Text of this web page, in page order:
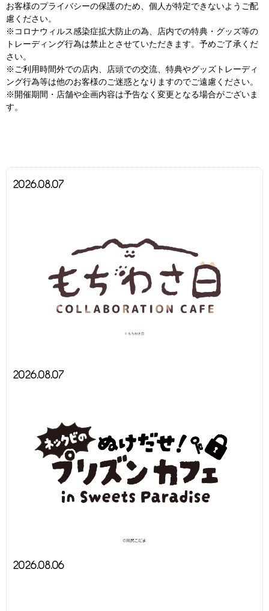
2026.08.07
2026.08.07
2026.08.06
お客様のプライバシーの保護のため、個人が特定できないようご配
慮ください。
※コロナウィルス感染症拡大防止の為、店内での特典・グッズ等の
トレーディング行為は禁止とさせていただきます。予めご了承くだ
さい。
※ご利用時間外での店内、店頭での交流、特典やグッズトレーディ
ング行為等は他のお客様のご迷惑となりますのでご遠慮ください。
※開催期間・店舗や企画内容は予告なく変更となる場合がございま
す。